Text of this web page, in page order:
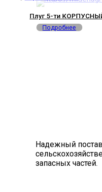
Плуг 5-ти
Подробнее
Надежный
запасных частей.